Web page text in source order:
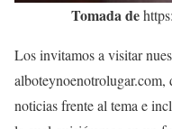
Tomada de
Los invitamos a visitar
alboteynoenotrolugar.com,
noticias frente al tema e